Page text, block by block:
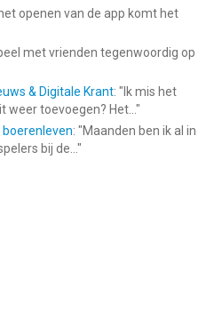
openen van de app komt het
met vrienden tegenwoordig op
& Digitale Krant: " Ik mis het
toevoegen? Het... "
boerenleven: "Maanden ben ik al in
bij de... "